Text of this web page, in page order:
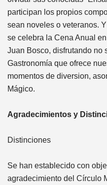
participan los propios
sean noveles o veteranos.
se celebra la Cena Anual
Juan Bosco, disfrutando no
Gastronomía que ofrece
momentos de diversion,
Mágico.
Agradecimientos y
Distinciones
Se han establecido con
agradecimiento del Círculo